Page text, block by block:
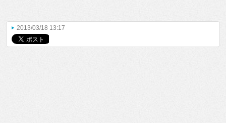
2013/03/18 13:17